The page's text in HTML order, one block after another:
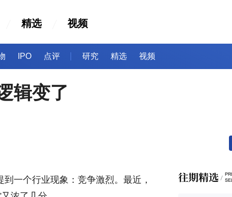
精选 视频
IPO 点评 研究 精选 视频
辑变了
一个行业现象：竞争激烈。最近，